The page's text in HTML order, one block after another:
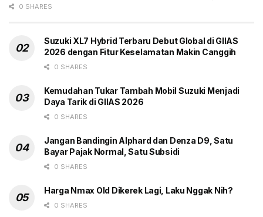
0 SHARES
Suzuki XL7 Hybrid Terbaru Debut Global di GIIAS
2026 dengan Fitur Keselamatan Makin Canggih
0 SHARES
Kemudahan Tukar Tambah Mobil Suzuki Menjadi
Daya Tarik di GIIAS 2026
0 SHARES
Jangan Bandingin Alphard dan Denza D9, Satu
Bayar Pajak Normal, Satu Subsidi
0 SHARES
Harga Nmax Old Dikerek Lagi, Laku Nggak Nih?
0 SHARES